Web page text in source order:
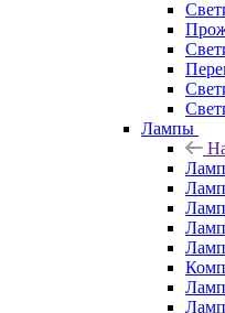
Лампы